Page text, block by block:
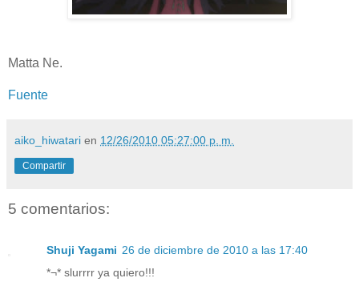
Matta Ne.
Fuente
aiko_hiwatari en 12/26/2010 05:27:00 p. m.
Compartir
5 comentarios:
Shuji Yagami 26 de diciembre de 2010 a las 17:40
*¬* slurrrr ya quiero!!!